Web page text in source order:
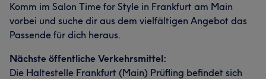
Komm im Salon Time for Style in Frankfurt am Main
vorbei und suche dir aus dem vielfältigen Angebot das
Passende für dich heraus.
Nächste öffentliche Verkehrsmittel:
Die Haltestelle Frankfurt (Main) Prüfling befindet sich